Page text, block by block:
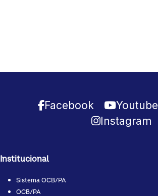
Facebook Youtube
Instagram
Institucional
Sistema OCB/PA
OCB/PA